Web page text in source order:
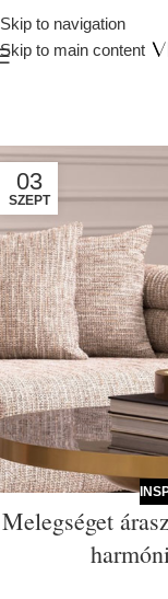
Skip to navigation
Skip to main content
03
SZEPT
Melegséget